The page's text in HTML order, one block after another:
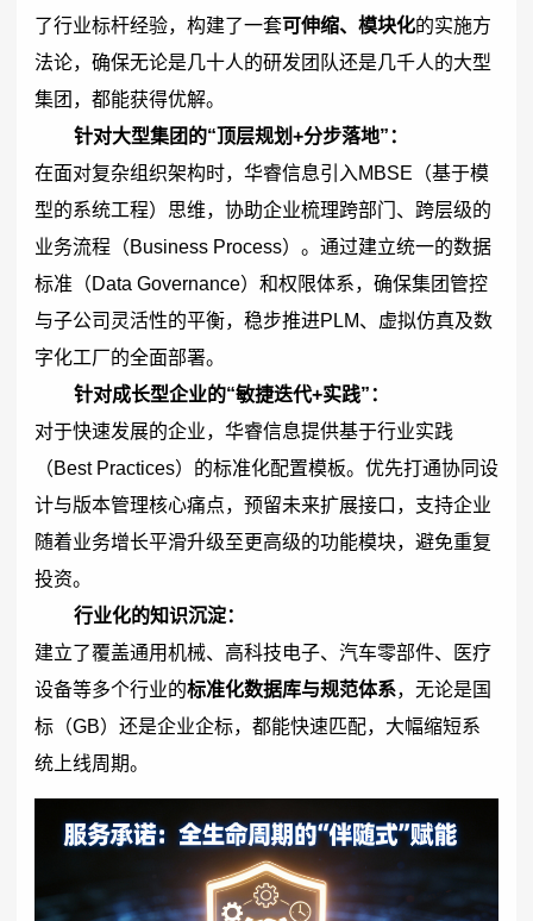
了行业标杆经验，构建了一套可伸缩、模块化的实施方
法论，确保无论是几十人的研发团队还是几千人的大型
集团，都能获得优解。
针对大型集团的“顶层规划+分步落地”：
在面对复杂组织架构时，华睿信息引入MBSE（基于模
型的系统工程）思维，协助企业梳理跨部门、跨层级的
业务流程（Business Process）。通过建立统一的数据
标准（Data Governance）和权限体系，确保集团管控
与子公司灵活性的平衡，稳步推进PLM、虚拟仿真及数
字化工厂的全面部署。
针对成长型企业的“敏捷迭代+实践”：
对于快速发展的企业，华睿信息提供基于行业实践
（Best Practices）的标准化配置模板。优先打通协同设
计与版本管理核心痛点，预留未来扩展接口，支持企业
随着业务增长平滑升级至更高级的功能模块，避免重复
投资。
行业化的知识沉淀：
建立了覆盖通用机械、高科技电子、汽车零部件、医疗
设备等多个行业的标准化数据库与规范体系，无论是国
标（GB）还是企业企标，都能快速匹配，大幅缩短系
统上线周期。